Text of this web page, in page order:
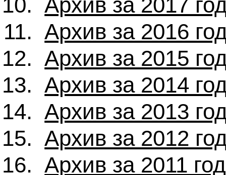
Архив за 2017
Архив за 2016
Архив за 2015
Архив за 2014
Архив за 2013
Архив за 2012
Архив за 2011 год